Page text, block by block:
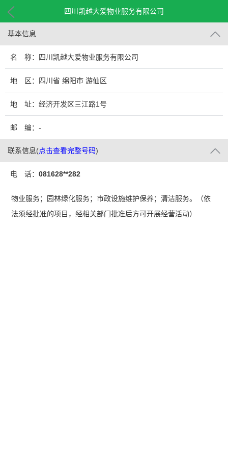
四川凯越大爱物业服务有限公司
基本信息
名 称：四川凯越大爱物业服务有限公司
地 区：四川省 绵阳市 游仙区
地 址：经济开发区三江路1号
邮 编：-
联系信息(点击查看完整号码)
电 话： 081628**282
物业服务；园林绿化服务；市政设施维护保养；清洁服务。（依
法须经批准的项目，经相关部门批准后方可开展经营活动）